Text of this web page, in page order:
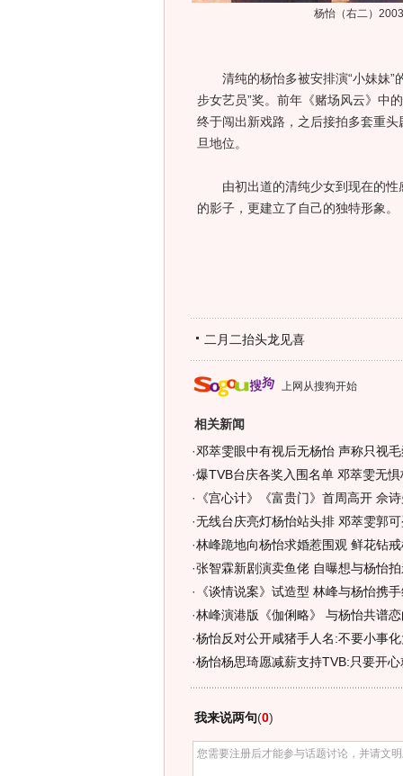
杨怡（右二）
清纯的杨怡多被安排演“小妹妹”
步女艺员”奖。前年《赌场风云》中
终于闯出新戏路，之后接拍多套重
旦地位。
由初出道的清纯少女到现在的性
的影子，更建立了自己的独特形象。
二月二抬头龙见喜
上网从搜狗开始
相关新闻
·邓萃雯眼中有视后无杨怡 声称只视
·爆TVB台庆各奖入围名单 邓萃雯无
· 《宫心计》《富贵门》首周高开 佘
·无线台庆亮灯杨怡站头排 邓萃雯郭
·林峰跪地向杨怡求婚惹围观 鲜花钻
·张智霖新剧演卖鱼佬 自曝想与杨怡
· 《谈情说案》试造型 林峰与杨怡携
·林峰演港版《伽俐略》 与杨怡共谱
·杨怡反对公开咸猪手人名:不要小事
·杨怡杨思琦愿减薪支持TVB:只要开
我来说两句(0)